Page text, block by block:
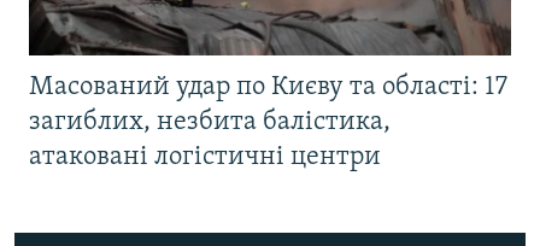
Масований удар по Києву та області: 17
загиблих, незбита балістика,
атаковані логістичні центри